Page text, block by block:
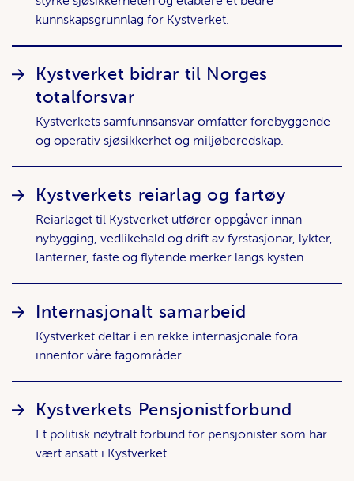
kunnskapsgrunnlag for Kystverket.
Kystverket bidrar til Norges
totalforsvar
Kystverkets samfunnsansvar omfatter forebyggende
og operativ sjøsikkerhet og miljøberedskap.
Kystverkets reiarlag og fartøy
Reiarlaget til Kystverket utfører oppgåver innan
nybygging, vedlikehald og drift av fyrstasjonar, lykter,
lanterner, faste og flytende merker langs kysten.
Internasjonalt samarbeid
Kystverket deltar i en rekke internasjonale fora
innenfor våre fagområder.
Kystverkets Pensjonistforbund
Et politisk nøytralt forbund for pensjonister som har
vært ansatt i Kystverket.